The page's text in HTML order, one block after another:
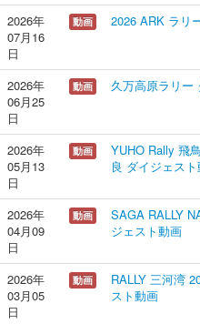
ラリーを観戦するには
JRCAについて
会長挨拶
JRCAアワード
議事録
公式DVDのご注文
主催者向け資材のご注文
2026年
07月16
日
動画 2026 ARK ラリ
2026年
06月25
日
動画 久万高原ラリー
2026年
05月13
日
動画
YUHO Rally 飛
良 ダイジェス
2026年
04月09
日
動画
SAGA RALLY
ジェスト動画
2026年
03月05
日
動画
RALLY 三河湾
スト動画